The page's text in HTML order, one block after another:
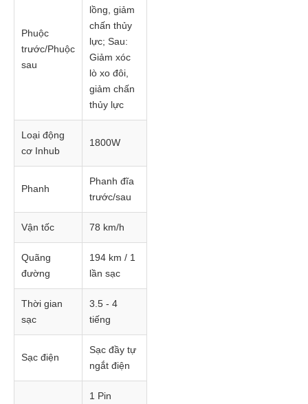
Phuộc
trước/Phuộc
sau
lồng, giảm
chấn thủy
lực; Sau:
Giảm xóc
lò xo đôi,
giảm chấn
thủy lực
Loại động
cơ Inhub
1800W
Phanh
Phanh đĩa
trước/sau
Vận tốc 78 km/h
Quãng
đường
194 km / 1
lần sạc
Thời gian
sạc
3.5 - 4
tiếng
Sạc điện
Sạc đầy tự
ngắt điện
1 Pin